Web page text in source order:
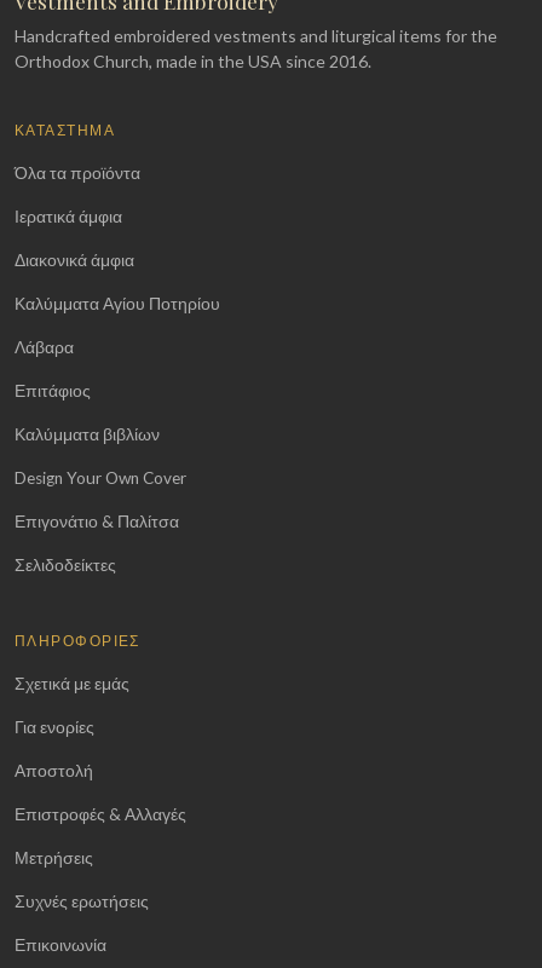
Handcrafted embroidered vestments and liturgical items for the
Orthodox Church, made in the USA since 2016.
ΚΑΤΆΣΤΗΜΑ
Όλα τα προϊόντα
Ιερατικά άμφια
Διακονικά άμφια
Καλύμματα Αγίου Ποτηρίου
Λάβαρα
Επιτάφιος
Καλύμματα βιβλίων
Design Your Own Cover
Επιγονάτιο & Παλίτσα
Σελιδοδείκτες
ΠΛΗΡΟΦΟΡΊΕΣ
Σχετικά με εμάς
Για ενορίες
Αποστολή
Επιστροφές & Αλλαγές
Μετρήσεις
Συχνές ερωτήσεις
Επικοινωνία